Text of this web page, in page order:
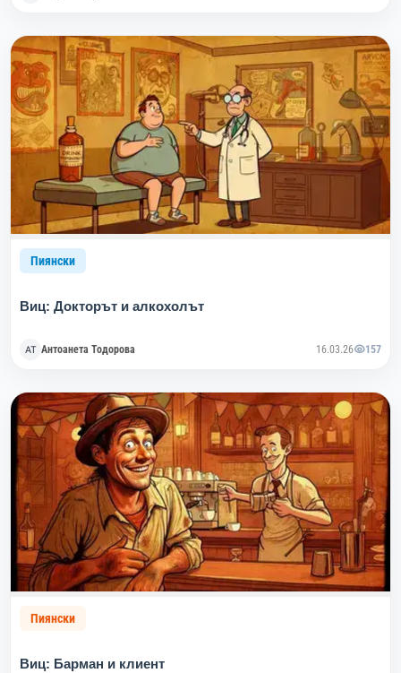
Пиянски
Виц: Докторът и алкохолът
Антоанета Тодорова 16.03.26 157
Пиянски
Виц: Барман и клиент